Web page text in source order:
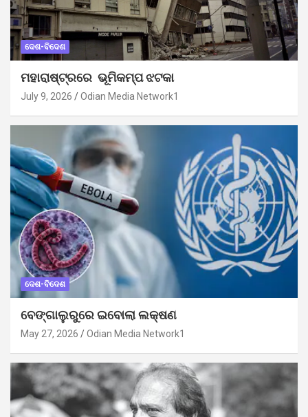
ଦେଶ-ବିଦେଶ
ମହାରାଷ୍ଟ୍ରରେ ଭୂମିକମ୍ପ ଝଟକା
July 9, 2026 Odian Media Network1
ଦେଶ-ବିଦେଶ
ବେଙ୍ଗାଲୁରୁରେ ଇବୋଲା ଲକ୍ଷଣ
May 27, 2026 Odian Media Network1